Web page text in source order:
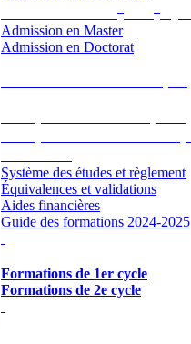
Admission en Master
Admission en Doctorat
Système des études et règlement
Équivalences et validations
Aides financières
Guide des formations 2024-2025
Formations de 1er cycle
Formations de 2e cycle